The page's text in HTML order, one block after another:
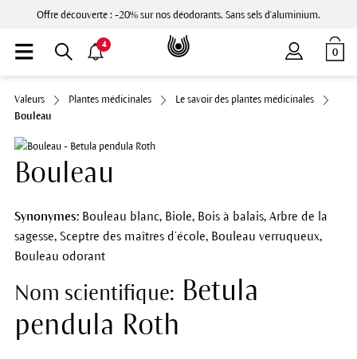
Offre découverte : -20% sur nos déodorants. Sans sels d'aluminium.
0
4
Valeurs Plantes médicinales
Le savoir des plantes médicinales
Bouleau
Bouleau
Synonymes:Bouleau blanc, Biole, Bois à balais, Arbre de la
sagesse, Sceptre des maîtres d’école, Bouleau verruqueux,
Bouleau odorant
Nom scientifique: Betula
pendula Roth